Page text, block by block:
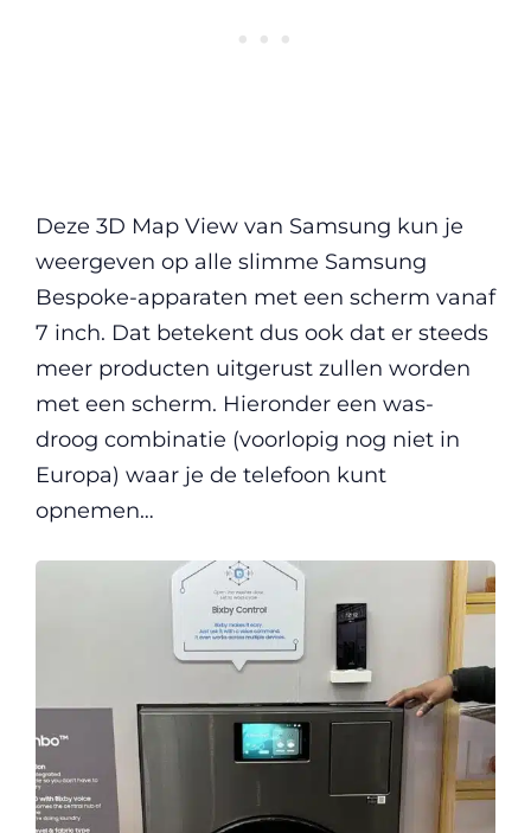
Deze 3D Map View van Samsung kun je
weergeven op alle slimme Samsung
Bespoke-apparaten met een scherm vanaf
7 inch. Dat betekent dus ook dat er steeds
meer producten uitgerust zullen worden
met een scherm. Hieronder een was-
droog combinatie (voorlopig nog niet in
Europa) waar je de telefoon kunt
opnemen…